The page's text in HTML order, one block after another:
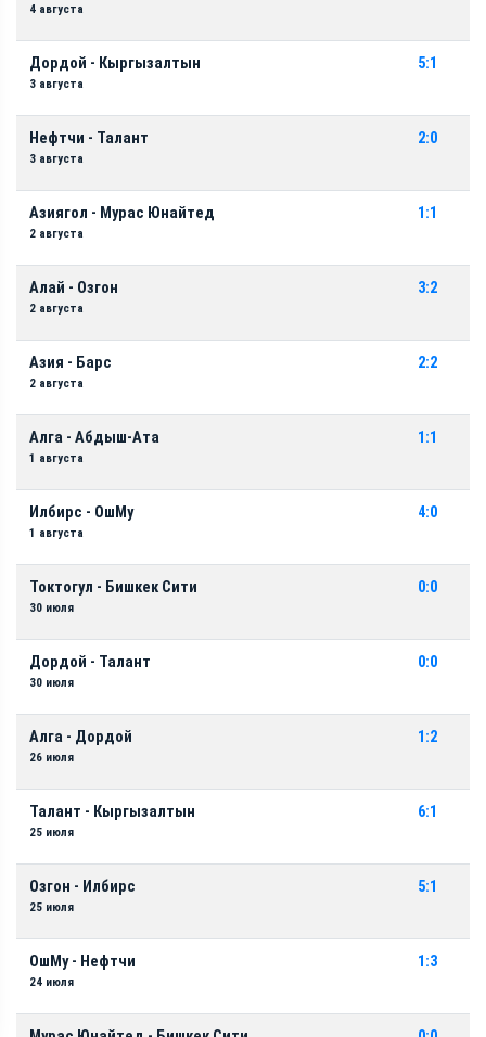
4 августа
Дордой - Кыргызалтын
3 августа
5:1
Нефтчи - Талант
3 августа
2:0
Азиягол - Мурас Юнайтед
2 августа
1:1
Алай - Озгон
2 августа
3:2
Азия - Барс
2 августа
2:2
Алга - Абдыш-Ата
1 августа
1:1
Илбирс - ОшМу
1 августа
4:0
Токтогул - Бишкек Сити
30 июля
0:0
Дордой - Талант
30 июля
0:0
Алга - Дордой
26 июля
1:2
Талант - Кыргызалтын
25 июля
6:1
Озгон - Илбирс
25 июля
5:1
ОшМу - Нефтчи
24 июля
1:3